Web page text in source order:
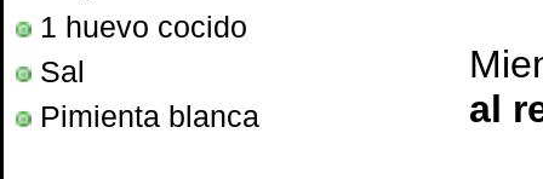
1 huevo cocido
Sal
Pimienta blanca
al